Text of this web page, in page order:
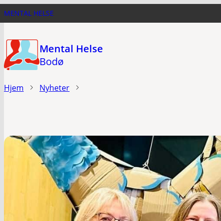
Hopp
til
hovedinnhold
MENTAL HELSE
Mental Helse
Bodø
Hjem Nyheter